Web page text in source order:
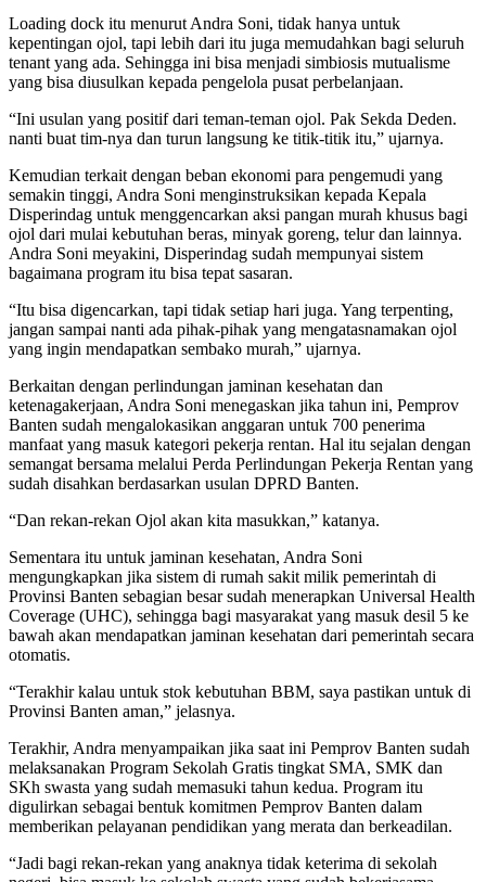
Loading dock itu menurut Andra Soni, tidak hanya untuk
kepentingan ojol, tapi lebih dari itu juga memudahkan bagi seluruh
tenant yang ada. Sehingga ini bisa menjadi simbiosis mutualisme
yang bisa diusulkan kepada pengelola pusat perbelanjaan.
“Ini usulan yang positif dari teman-teman ojol. Pak Sekda Deden.
nanti buat tim-nya dan turun langsung ke titik-titik itu,” ujarnya.
Kemudian terkait dengan beban ekonomi para pengemudi yang
semakin tinggi, Andra Soni menginstruksikan kepada Kepala
Disperindag untuk menggencarkan aksi pangan murah khusus bagi
ojol dari mulai kebutuhan beras, minyak goreng, telur dan lainnya.
Andra Soni meyakini, Disperindag sudah mempunyai sistem
bagaimana program itu bisa tepat sasaran.
“Itu bisa digencarkan, tapi tidak setiap hari juga. Yang terpenting,
jangan sampai nanti ada pihak-pihak yang mengatasnamakan ojol
yang ingin mendapatkan sembako murah,” ujarnya.
Berkaitan dengan perlindungan jaminan kesehatan dan
ketenagakerjaan, Andra Soni menegaskan jika tahun ini, Pemprov
Banten sudah mengalokasikan anggaran untuk 700 penerima
manfaat yang masuk kategori pekerja rentan. Hal itu sejalan dengan
semangat bersama melalui Perda Perlindungan Pekerja Rentan yang
sudah disahkan berdasarkan usulan DPRD Banten.
“Dan rekan-rekan Ojol akan kita masukkan,” katanya.
Sementara itu untuk jaminan kesehatan, Andra Soni
mengungkapkan jika sistem di rumah sakit milik pemerintah di
Provinsi Banten sebagian besar sudah menerapkan Universal Health
Coverage (UHC), sehingga bagi masyarakat yang masuk desil 5 ke
bawah akan mendapatkan jaminan kesehatan dari pemerintah secara
otomatis.
“Terakhir kalau untuk stok kebutuhan BBM, saya pastikan untuk di
Provinsi Banten aman,” jelasnya.
Terakhir, Andra menyampaikan jika saat ini Pemprov Banten sudah
melaksanakan Program Sekolah Gratis tingkat SMA, SMK dan
SKh swasta yang sudah memasuki tahun kedua. Program itu
digulirkan sebagai bentuk komitmen Pemprov Banten dalam
memberikan pelayanan pendidikan yang merata dan berkeadilan.
“Jadi bagi rekan-rekan yang anaknya tidak keterima di sekolah